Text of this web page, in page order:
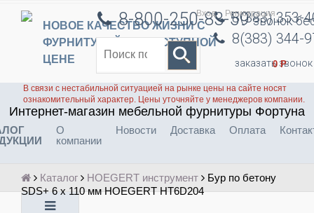
Вход Регистрация
НОВОЕ КАЧЕСТВО ЖИЗНИ С
ФУРНИТУРОЙ ПО ДОСТУПНОЙ
ЦЕНЕ
8-800-250-83-59звонок
8(383) 353-
8(383) 344-
заказать звонок
0Р
В связи с нестабильной ситуацией на рынке цены на сайте носят
ознакомительный характер. Цены уточняйте у менеджеров компании.
Интернет-магазин мебельной фурнитуры Фортуна
О
компании
Новости Доставка Оплата
Каталог HOEGERT инструмент
Бур по бетону
SDS+ 6 x 110 мм HOEGERT HT6D204